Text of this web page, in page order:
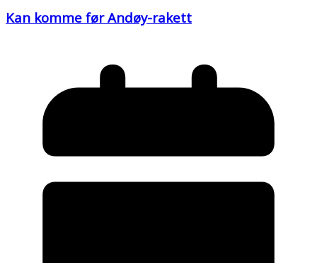
Kan komme før Andøy-rakett